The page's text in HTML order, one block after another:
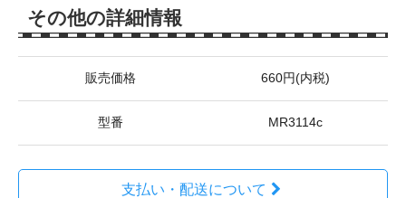
その他の詳細情報
販売価格 660円(内税)
型番 MR3114c
支払い・配送について